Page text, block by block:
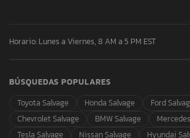
Horario: Lunes a Viernes, 8 AM a 5 PM EST
BÚSQUEDAS POPULARES
Toyota Salvage
Honda Salvage
Ford
Chevrolet Salvage
BMW Salvage
Tesla Salvage
Nissan Salvage Hyundai